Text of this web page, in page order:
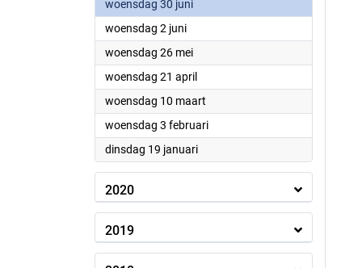
woensdag 30 juni2021
woensdag 2 juni2021
woensdag 26 mei2021
woensdag 21 april2021
woensdag 10 maart
woensdag 3 februari2021
dinsdag 19 januari2021
2020
2019